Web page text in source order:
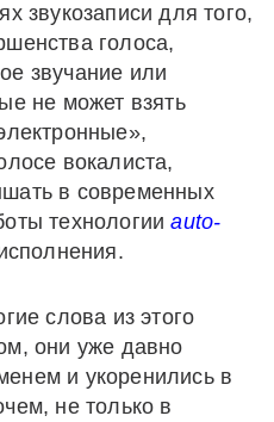
звукозаписи для того,
голоса,
звучание или
не может взять
вокалиста,
в современных
технологииauto-
слова из этого
они уже давно
и укоренились в
не только в